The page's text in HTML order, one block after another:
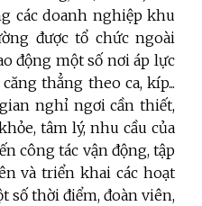
các doanh nghiệp khu
được tổ chức ngoài
động một số nơi áp lực
thẳng theo ca, kíp...
nghỉ ngơi cần thiết,
tâm lý, nhu cầu của
công tác vận động, tập
và triển khai các hoạt
số thời điểm, đoàn viên,